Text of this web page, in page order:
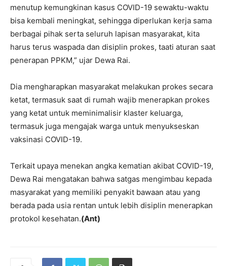
menutup kemungkinan kasus COVID-19 sewaktu-waktu
bisa kembali meningkat, sehingga diperlukan kerja sama
berbagai pihak serta seluruh lapisan masyarakat, kita
harus terus waspada dan disiplin prokes, taati aturan saat
penerapan PPKM,” ujar Dewa Rai.
Dia mengharapkan masyarakat melakukan prokes secara
ketat, termasuk saat di rumah wajib menerapkan prokes
yang ketat untuk meminimalisir klaster keluarga,
termasuk juga mengajak warga untuk menyukseskan
vaksinasi COVID-19.
Terkait upaya menekan angka kematian akibat COVID-19,
Dewa Rai mengatakan bahwa satgas mengimbau kepada
masyarakat yang memiliki penyakit bawaan atau yang
berada pada usia rentan untuk lebih disiplin menerapkan
protokol kesehatan.(Ant)